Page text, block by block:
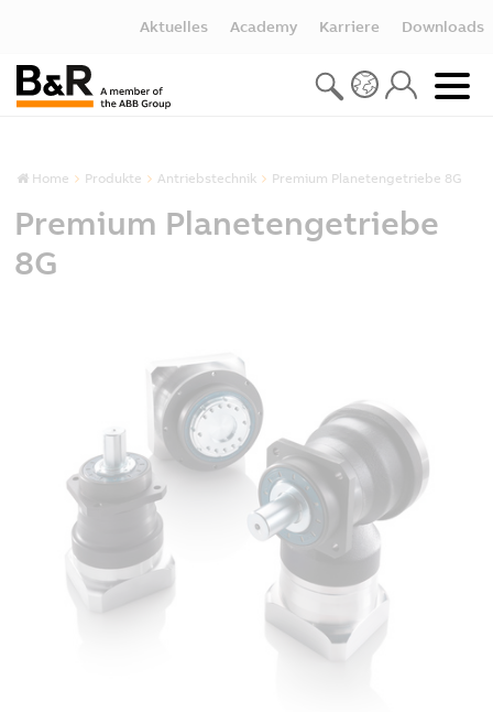
Aktuelles Academy Karriere Downloads
Home Produkte Antriebstechnik Premium Planetengetriebe 8G
Premium Planetengetriebe
8G